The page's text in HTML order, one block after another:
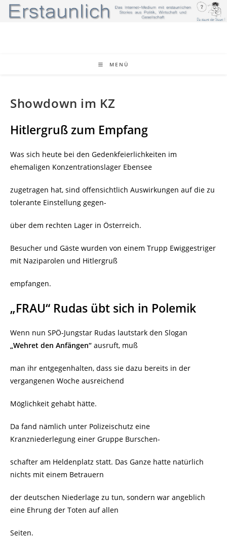
Zum
Inhalt
MENÜ
Showdown im KZ
Hitlergruß zum Empfang
Was sich heute bei den Gedenkfeierlichkeiten im
ehemaligen Konzentrationslager Ebensee
zugetragen hat, sind offensichtlich Auswirkungen auf die zu
tolerante Einstellung gegen-
über dem rechten Lager in Österreich.
Besucher und Gäste wurden von einem Trupp Ewiggestriger
mit Naziparolen und Hitlergruß
empfangen.
„FRAU“ Rudas übt sich in Polemik
Wenn nun SPÖ-Jungstar Rudas lautstark den Slogan
„Wehret den Anfängen“ ausruft, muß
man ihr entgegenhalten, dass sie dazu bereits in der
vergangenen Woche ausreichend
Möglichkeit gehabt hätte.
Da fand nämlich unter Polizeischutz eine
Kranzniederlegung einer Gruppe Burschen-
schafter am Heldenplatz statt. Das Ganze hatte natürlich
nichts mit einem Betrauern
der deutschen Niederlage zu tun, sondern war angeblich
eine Ehrung der Toten auf allen
Seiten.